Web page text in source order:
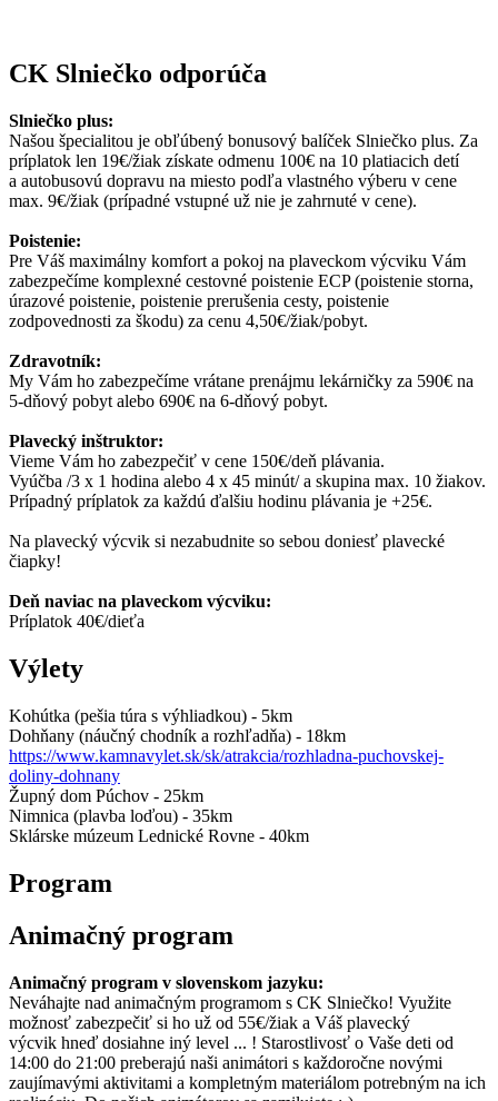
CK Slniečko odporúča
Slniečko plus:
Našou špecialitou je obľúbený bonusový balíček Slniečko plus. Za
príplatok len 19€/žiak získate odmenu 100€ na 10 platiacich detí
a autobusovú dopravu na miesto podľa vlastného výberu v cene
max. 9€/žiak (prípadné vstupné už nie je zahrnuté v cene).
Poistenie:
Pre Váš maximálny komfort a pokoj na plaveckom výcviku Vám
zabezpečíme komplexné cestovné poistenie ECP (poistenie storna,
úrazové poistenie, poistenie prerušenia cesty, poistenie
zodpovednosti za škodu) za cenu 4,50€/žiak/pobyt.
Zdravotník:
My Vám ho zabezpečíme vrátane prenájmu lekárničky za 590€ na
5-dňový pobyt alebo 690€ na 6-dňový pobyt.
Plavecký inštruktor:
Vieme Vám ho zabezpečiť v cene 150€/deň plávania.
Vyúčba /3 x 1 hodina alebo 4 x 45 minút/ a skupina max. 10 žiakov.
Prípadný príplatok za každú ďalšiu hodinu plávania je +25€.
Na plavecký výcvik si nezabudnite so sebou doniesť plavecké
čiapky!
Deň naviac na plaveckom výcviku:
Príplatok 40€/dieťa
Výlety
Kohútka (pešia túra s výhliadkou) - 5km
Dohňany (náučný chodník a rozhľadňa) - 18km
https://www.kamnavylet.sk/sk/atrakcia/rozhladna-puchovskej-
doliny-dohnany
Župný dom Púchov - 25km
Nimnica (plavba loďou) - 35km
Sklárske múzeum Lednické Rovne - 40km
Program
Animačný program
Animačný program v slovenskom jazyku:
Neváhajte nad animačným programom s CK Slniečko! Využite
možnosť zabezpečiť si ho už od 55€/žiak a Váš plavecký
výcvik hneď dosiahne iný level ... ! Starostlivosť o Vaše deti od
14:00 do 21:00 preberajú naši animátori s každoročne novými
zaujímavými aktivitami a kompletným materiálom potrebným na ich